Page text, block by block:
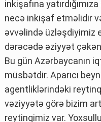
inkişafına
necə inkişaf etməlidir
əvvəlində üzləşdiyimiz
dərəcədə əziyyət
Bu gün Azərbaycanın
müsbətdir. Aparıcı
agentliklərindəki
vəziyyətə görə bizim
reytinqimiz var.